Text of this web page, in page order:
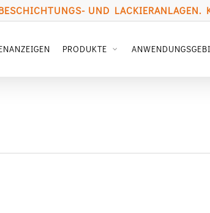
UND LACKIERANLAGEN.
PRODUKTE